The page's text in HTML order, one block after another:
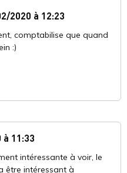
2020 à 12:23
comptabilise que quand
:)
11:33
intéressante à voir, le
être intéressant à